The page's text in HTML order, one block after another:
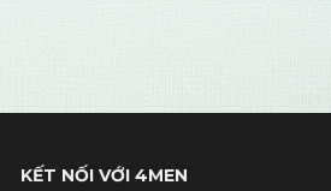
KẾT NỐI VỚI 4MEN